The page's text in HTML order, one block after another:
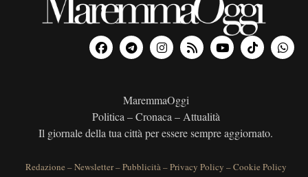
MaremmaOggi
Politica – Cronaca – Attualità
Il giornale della tua città per essere sempre aggiornato.
Redazione –Newsletter–Pubblicità–Privacy Policy –Cookie Policy